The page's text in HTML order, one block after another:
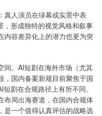
真人演员在绿幕或实景中表
，形成独特的视觉风格和叙事
内容差异化上的潜力也更为突
间。AI短剧在海外市场（尤其
，国内备案新规目前聚焦于国
剧在合规路径上有所不同。
布局出海赛道，在国内合规体
是一个值得认真评估的战略选